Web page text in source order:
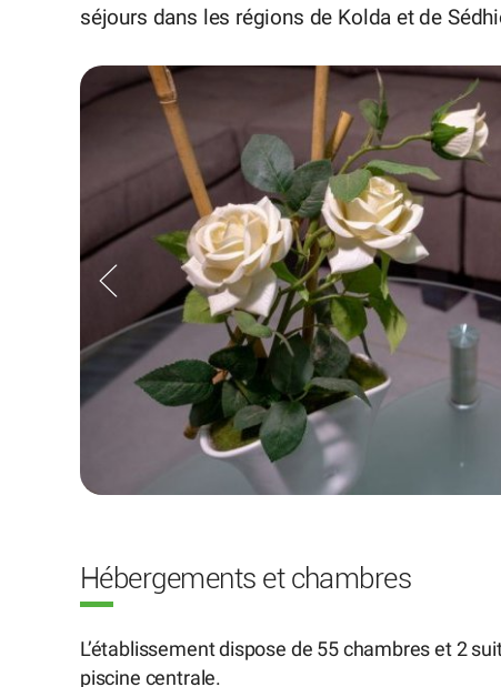
séjours dans les régions de Kolda et de
Hébergements et chambres
L’établissement dispose de 55 chambres et 2
piscine centrale.